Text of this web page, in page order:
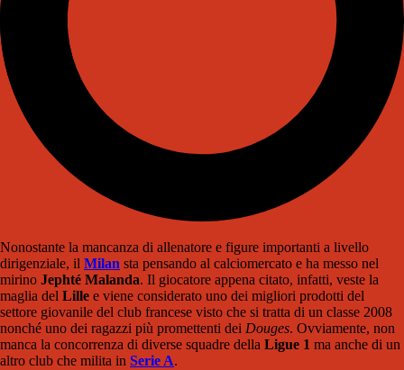
Nonostante la mancanza di allenatore e figure importanti a livello
dirigenziale, il Milan sta pensando al calciomercato e ha messo nel
mirino Jephté Malanda. Il giocatore appena citato, infatti, veste la
maglia del Lille e viene considerato uno dei migliori prodotti del
settore giovanile del club francese visto che si tratta di un classe 2008
nonché uno dei ragazzi più promettenti dei Douges. Ovviamente, non
manca la concorrenza di diverse squadre della Ligue 1 ma anche di un
altro club che milita in Serie A.